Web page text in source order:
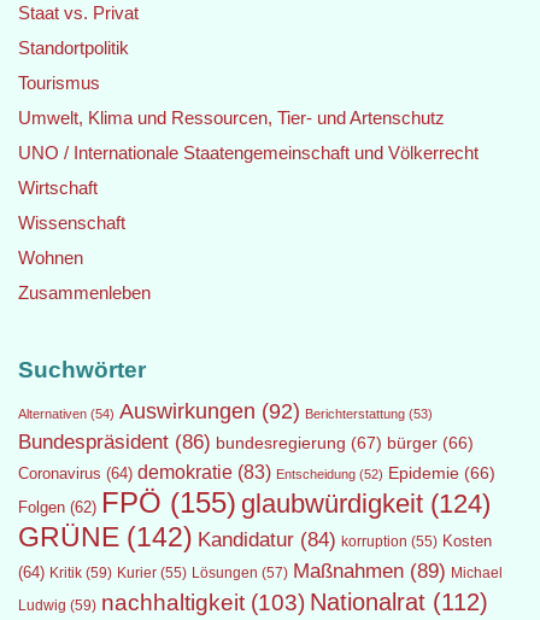
Staat vs. Privat
Standortpolitik
Tourismus
Umwelt, Klima und Ressourcen, Tier- und Artenschutz
UNO / Internationale Staatengemeinschaft und Völkerrecht
Wirtschaft
Wissenschaft
Wohnen
Zusammenleben
Suchwörter
Alternativen (54) Auswirkungen (92) Berichterstattung (53)
Bundespräsident (86) bundesregierung (67) bürger (66)
Coronavirus (64) demokratie (83) Entscheidung (52) Epidemie (66)
Folgen (62) FPÖ (155) glaubwürdigkeit (124)
GRÜNE (142) Kandidatur (84) korruption (55) Kosten
(64) Kritik (59) Kurier (55) Lösungen (57) Maßnahmen (89) Michael
Ludwig (59) nachhaltigkeit(103) Nationalrat (112)